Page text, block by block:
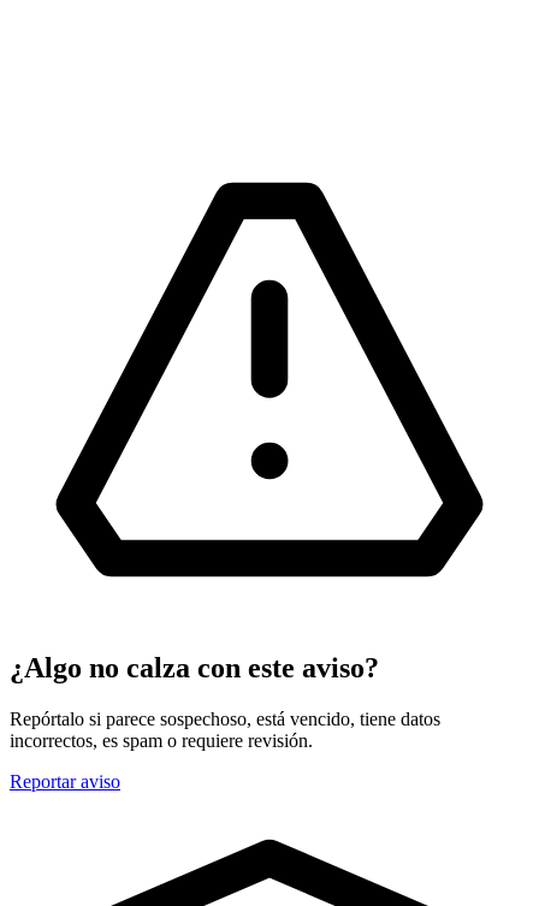
¿Algo no calza con este aviso?
Repórtalo si parece sospechoso, está vencido, tiene datos
incorrectos, es spam o requiere revisión.
Reportar aviso